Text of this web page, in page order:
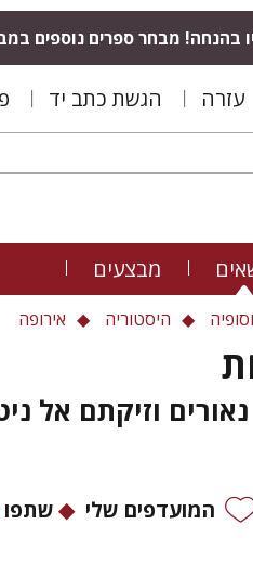
בהנחה! מבחר ספרים נוספים
עזרה הגשת כתב יד
מבצעים
היסטוריה אירופה
וזיקתם אל
המועדפים שלי שתפו